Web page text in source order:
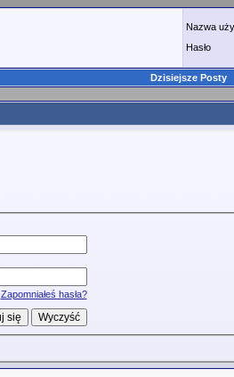
Nazwa
Hasło
Dzisiejsze Posty
Zapomniałeś hasła?